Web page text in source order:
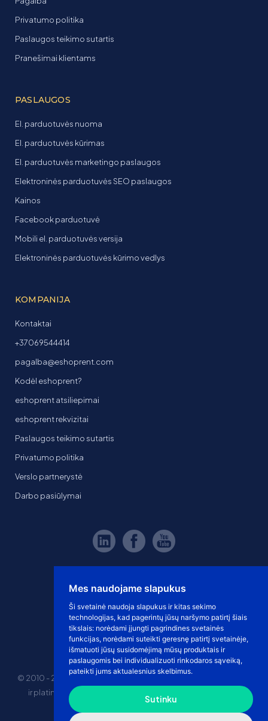
Mes naudojame slapukus
Ši svetainė naudoja slapukus ir kitas sekimo
technologijas, kad pagerintų jūsų naršymo patirtį šiais
tikslais: norėdami įjungti pagrindines svetainės
funkcijas, norėdami suteikti geresnę patirtį svetainėje,
išmatuoti jūsų susidomėjimą mūsų produktais ir
paslaugomis bei individualizuoti rinkodaros sąveiką,
pateikti jums aktualesnius skelbimus.
Sutinku
Privatumo politika
Paslaugos teikimo sutartis
Pranešimai klientams
PASLAUGOS
El. parduotuvės nuoma
El. parduotuvės kūrimas
El. parduotuvės marketingo paslaugos
Elektroninės parduotuvės SEO paslaugos
Kainos
Facebook parduotuvė
Mobili el. parduotuvės versija
Elektroninės parduotuvės kūrimo vedlys
KOMPANIJA
Kontaktai
+37069544414
pagalba@eshoprent.com
Kodėl eshoprent?
eshoprent atsiliepimai
eshoprent rekvizitai
Paslaugos teikimo sutartis
Privatumo politika
Verslo partnerystė
Darbo pasiūlymai
© 2010 - 2026 eshoprent prekinis ženklas saugomas. Kopijuoti
ir platinti svetainės turinį be sutikimo griežtai draudžiama.